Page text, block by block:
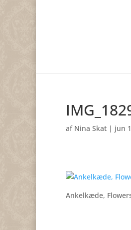
af Nina Skat | jun
Ankelkæde,